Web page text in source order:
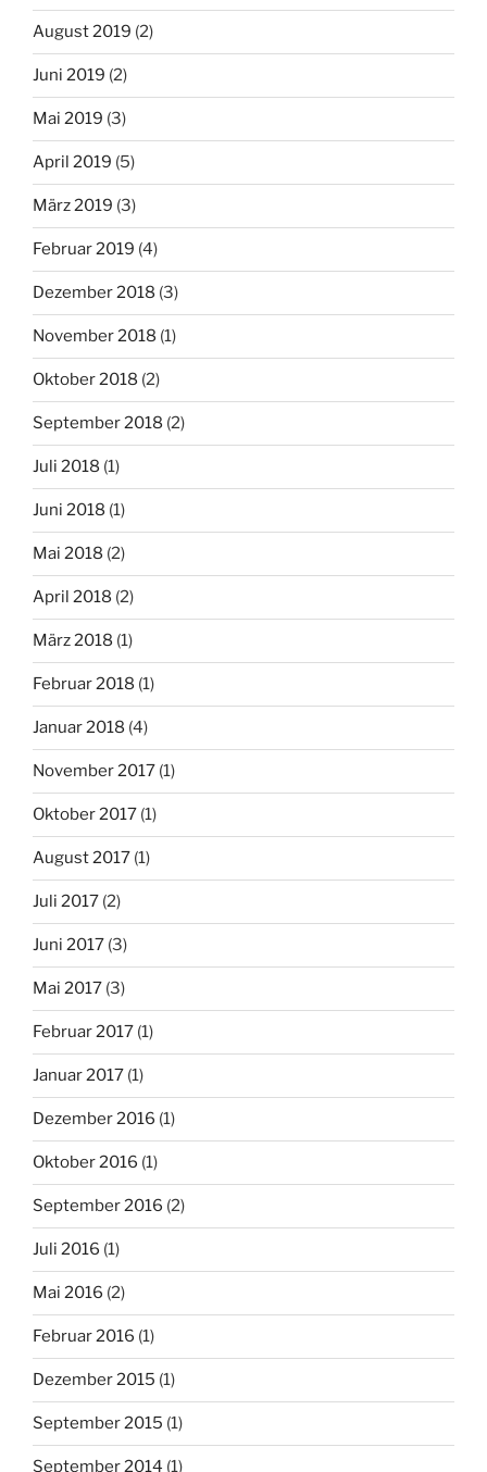
August 2019 (2)
Juni 2019 (2)
Mai 2019 (3)
April 2019 (5)
März 2019 (3)
Februar 2019 (4)
Dezember 2018 (3)
November 2018 (1)
Oktober 2018 (2)
September 2018 (2)
Juli 2018 (1)
Juni 2018 (1)
Mai 2018 (2)
April 2018 (2)
März 2018 (1)
Februar 2018 (1)
Januar 2018 (4)
November 2017 (1)
Oktober 2017 (1)
August 2017 (1)
Juli 2017 (2)
Juni 2017 (3)
Mai 2017 (3)
Februar 2017 (1)
Januar 2017 (1)
Dezember 2016 (1)
Oktober 2016 (1)
September 2016 (2)
Juli 2016 (1)
Mai 2016 (2)
Februar 2016 (1)
Dezember 2015 (1)
September 2015 (1)
September 2014 (1)